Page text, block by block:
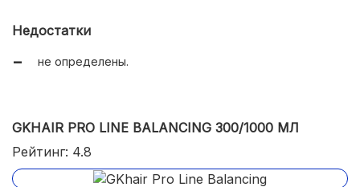
Недостатки
не определены.
GKHAIR PRO LINE BALANCING 300/1000 МЛ
Рейтинг: 4.8